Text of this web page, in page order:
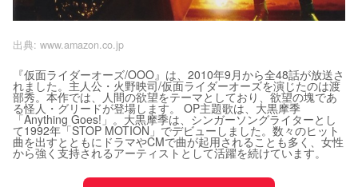
出典: www.amazon.co.jp
『仮面ライダーオーズ/OOO』は、2010年9月から全48話が放送さ
れました。主人公・火野映司/仮面ライダーオーズを演じたのは渡
部秀。本作では、人間の欲望をテーマとしており、欲望の塊であ
る怪人・グリードが登場します。 OP主題歌は、大黒摩季
「Anything Goes!」。大黒摩季は、シンガーソングライターとし
て1992年「STOP MOTION」でデビューしました。数々のヒット
曲を出すとともにドラマやCMで曲が起用されることも多く、女性
から強く支持されるアーティストとして活躍を続けています。